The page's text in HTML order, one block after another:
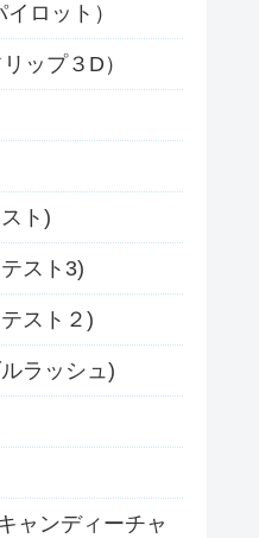
ロット）
ップ３D）
ト)
スト3)
スト２)
ラッシュ)
ャンディーチャ